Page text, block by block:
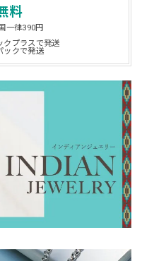
料
一律390円
クプラスで発送
ックで発送